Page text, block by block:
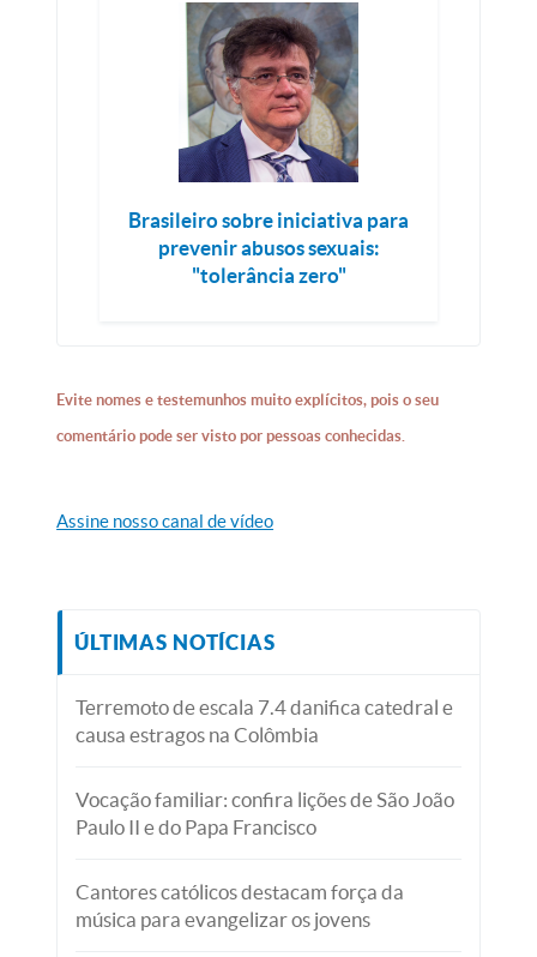
Brasileiro sobre iniciativa para
prevenir abusos sexuais:
"tolerância zero"
Evite nomes e testemunhos muito explícitos, pois o seu
comentário pode ser visto por pessoas conhecidas.
Assine nosso canal de vídeo
ÚLTIMAS NOTÍCIAS
Terremoto de escala 7.4 danifica catedral e
causa estragos na Colômbia
Vocação familiar: confira lições de São João
Paulo II e do Papa Francisco
Cantores católicos destacam força da
música para evangelizar os jovens